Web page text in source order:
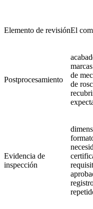
Elemento de revisiónEl
Postprocesamiento
de
de
Evidencia de
inspección